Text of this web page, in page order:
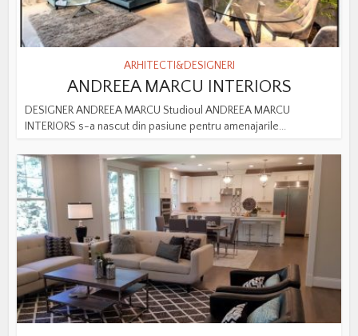
ARHITECTI&DESIGNERI
ANDREEA MARCU INTERIORS
DESIGNER ANDREEA MARCU Studioul ANDREEA MARCU
INTERIORS s-a nascut din pasiune pentru amenajarile...